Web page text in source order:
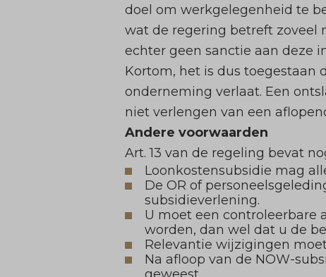
doel om werkgelegenheid te
wat de regering betreft zoveel
echter geen sanctie aan deze
Kortom, het is dus toegestaan
onderneming verlaat. Een
niet verlengen van een
Andere voorwaarden
Art. 13 van de regeling bevat
Loonkostensubsidie mag
De OR of
subsidieverlening.
U moet een controleerbare
worden, dan wel dat u de
Relevantie wijzigingen
Na afloop van de NOW-